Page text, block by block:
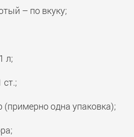
– по вкуку;
л;
одна упаковка);